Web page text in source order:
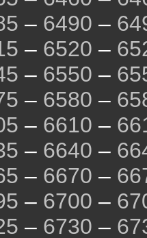
– 6490 –
– 6520 –
– 6550 –
– 6580 –
– 6610 –
– 6640 –
– 6670 –
– 6700 –
– 6730 –